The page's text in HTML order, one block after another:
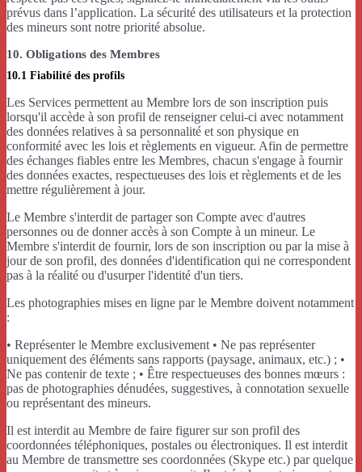
prévus dans l’application. La sécurité des utilisateurs et la protection
des mineurs sont notre priorité absolue.
10. Obligations des Membres
10.1 Fiabilité des profils
Les Services permettent au Membre lors de son inscription puis
lorsqu'il accède à son profil de renseigner celui-ci avec notamment
des données relatives à sa personnalité et son physique en
conformité avec les lois et règlements en vigueur. Afin de permettre
des échanges fiables entre les Membres, chacun s'engage à fournir
des données exactes, respectueuses des lois et règlements et de les
mettre régulièrement à jour.
Le Membre s'interdit de partager son Compte avec d'autres
personnes ou de donner accès à son Compte à un mineur. Le
Membre s'interdit de fournir, lors de son inscription ou par la mise à
jour de son profil, des données d'identification qui ne correspondent
pas à la réalité ou d'usurper l'identité d'un tiers.
Les photographies mises en ligne par le Membre doivent notamment
:
• Représenter le Membre exclusivement • Ne pas représenter
uniquement des éléments sans rapports (paysage, animaux, etc.) ; •
Ne pas contenir de texte ; • Être respectueuses des bonnes mœurs :
pas de photographies dénudées, suggestives, à connotation sexuelle
ou représentant des mineurs.
Il est interdit au Membre de faire figurer sur son profil des
coordonnées téléphoniques, postales ou électroniques. Il est interdit
au Membre de transmettre ses coordonnées (Skype etc.) par quelque